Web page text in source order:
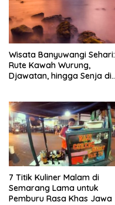
Wisata Banyuwangi Sehari:
Rute Kawah Wurung,
Djawatan, hingga Senja di
7 Titik Kuliner Malam di
Semarang Lama untuk
Pemburu Rasa Khas Jawa